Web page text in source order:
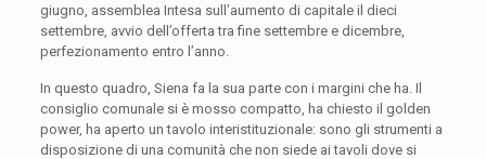
giugno, assemblea Intesa sull’aumento di capitale il dieci
settembre, avvio dell’offerta tra fine settembre e dicembre,
perfezionamento entro l’anno.
In questo quadro, Siena fa la sua parte con i margini che ha. Il
consiglio comunale si è mosso compatto, ha chiesto il golden
power, ha aperto un tavolo interistituzionale: sono gli strumenti a
disposizione di una comunità che non siede ai tavoli dove si